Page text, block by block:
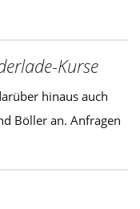
Kurse
hinaus auch
Böller an. Anfragen